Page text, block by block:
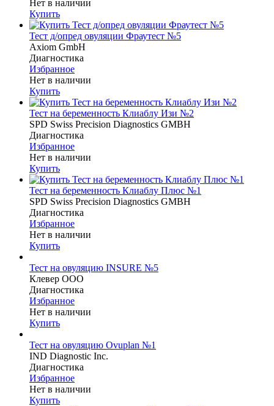
Нет в наличии
Купить
Тест д/опред овуляции Фраутест №5
Axiom GmbH
Диагностика
Избранное
Нет в наличии
Купить
Тест на беременность Клиаблу Изи №2
SPD Swiss Precision Diagnostics GMBH
Диагностика
Избранное
Нет в наличии
Купить
Тест на беременность Клиаблу Плюс №1
SPD Swiss Precision Diagnostics GMBH
Диагностика
Избранное
Нет в наличии
Купить
Тест на овуляцию INSURE №5
Клевер ООО
Диагностика
Избранное
Нет в наличии
Купить
Тест на овуляцию Ovuplan №1
IND Diagnostic Inc.
Диагностика
Избранное
Нет в наличии
Купить